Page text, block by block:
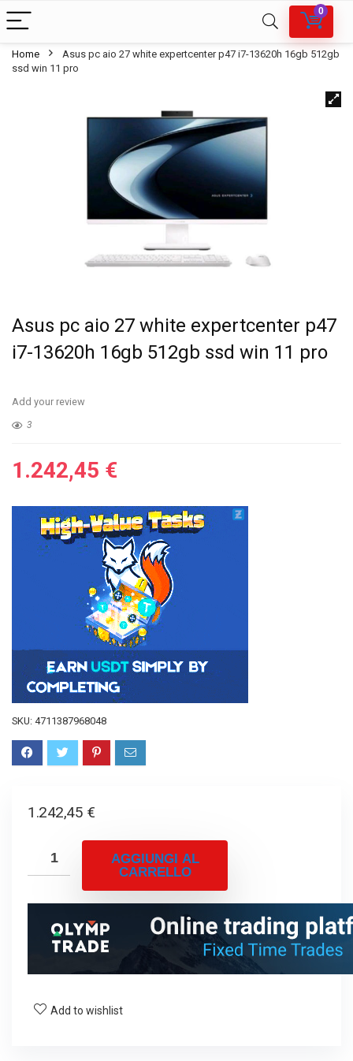
0
Home
Asus pc aio 27 white expertcenter p47 i7-13620h 16gb 512gb
ssd win 11 pro
Asus pc aio 27 white expertcenter p47
i7-13620h 16gb 512gb ssd win 11 pro
Add your review
3
1.242,45 €
SKU: 4711387968048
1.242,45 €
AGGIUNGI AL
CARRELLO
Add to wishlist